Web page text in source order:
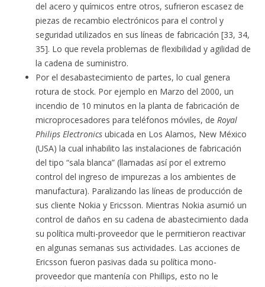
del acero y químicos entre otros, sufrieron escasez de
piezas de recambio electrónicos para el control y
seguridad utilizados en sus líneas de fabricación [33, 34,
35]. Lo que revela problemas de flexibilidad y agilidad de
la cadena de suministro.
Por el desabastecimiento de partes, lo cual genera
rotura de stock. Por ejemplo en Marzo del 2000, un
incendio de 10 minutos en la planta de fabricación de
microprocesadores para teléfonos móviles, de Royal
Philips Electronics ubicada en Los Alamos, New México
(USA) la cual inhabilito las instalaciones de fabricación
del tipo “sala blanca” (llamadas así por el extremo
control del ingreso de impurezas a los ambientes de
manufactura). Paralizando las líneas de producción de
sus cliente Nokia y Ericsson. Mientras Nokia asumió un
control de daños en su cadena de abastecimiento dada
su política multi-proveedor que le permitieron reactivar
en algunas semanas sus actividades. Las acciones de
Ericsson fueron pasivas dada su política mono-
proveedor que mantenía con Phillips, esto no le